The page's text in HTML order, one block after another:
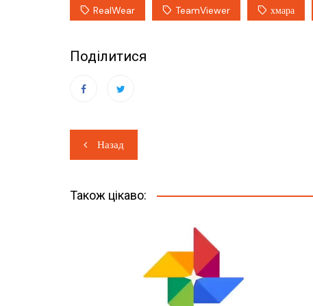
RealWear TeamViewer хмара
Поділитися
Навігація
записів
Назад
Також цікаво: